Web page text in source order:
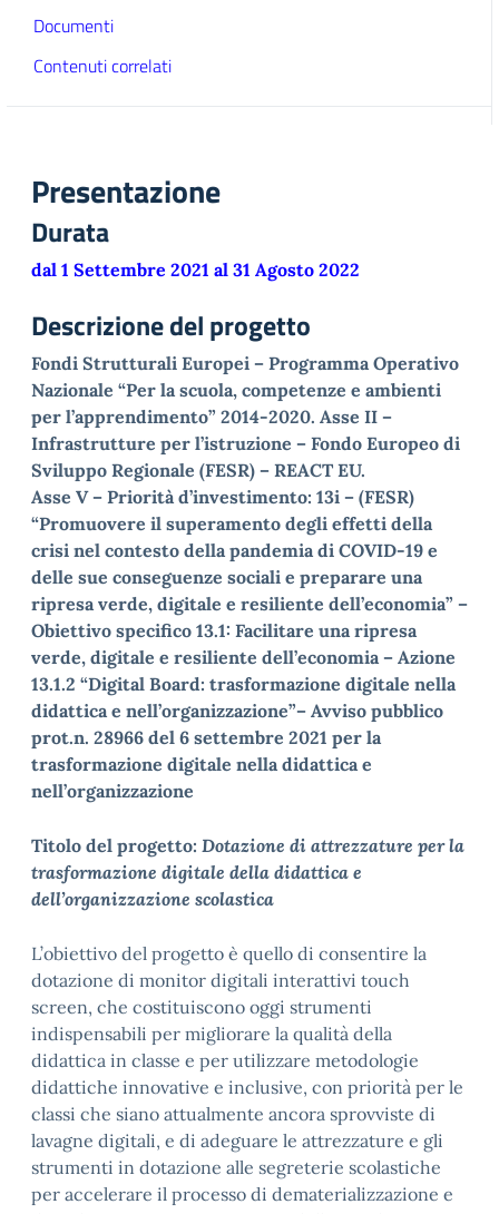
Documenti
Contenuti correlati
Presentazione
Durata
dal 1 Settembre 2021 al 31 Agosto 2022
Descrizione del progetto
Fondi Strutturali Europei – Programma Operativo
Nazionale “Per la scuola, competenze e ambienti
per l’apprendimento” 2014-2020. Asse II –
Infrastrutture per l’istruzione – Fondo Europeo di
Sviluppo Regionale (FESR) – REACT EU.
Asse V – Priorità d’investimento: 13i – (FESR)
“Promuovere il superamento degli effetti della
crisi nel contesto della pandemia di COVID-19 e
delle sue conseguenze sociali e preparare una
ripresa verde, digitale e resiliente dell’economia” –
Obiettivo specifico 13.1: Facilitare una ripresa
verde, digitale e resiliente dell’economia – Azione
13.1.2 “Digital Board: trasformazione digitale nella
didattica e nell’organizzazione”– Avviso pubblico
prot.n. 28966 del 6 settembre 2021 per la
trasformazione digitale nella didattica e
nell’organizzazione
Titolo del progetto: Dotazione di attrezzature per la
trasformazione digitale della didattica e
dell’organizzazione scolastica
L’obiettivo del progetto è quello di consentire la
dotazione di monitor digitali interattivi touch
screen, che costituiscono oggi strumenti
indispensabili per migliorare la qualità della
didattica in classe e per utilizzare metodologie
didattiche innovative e inclusive, con priorità per le
classi che siano attualmente ancora sprovviste di
lavagne digitali, e di adeguare le attrezzature e gli
strumenti in dotazione alle segreterie scolastiche
per accelerare il processo di dematerializzazione e